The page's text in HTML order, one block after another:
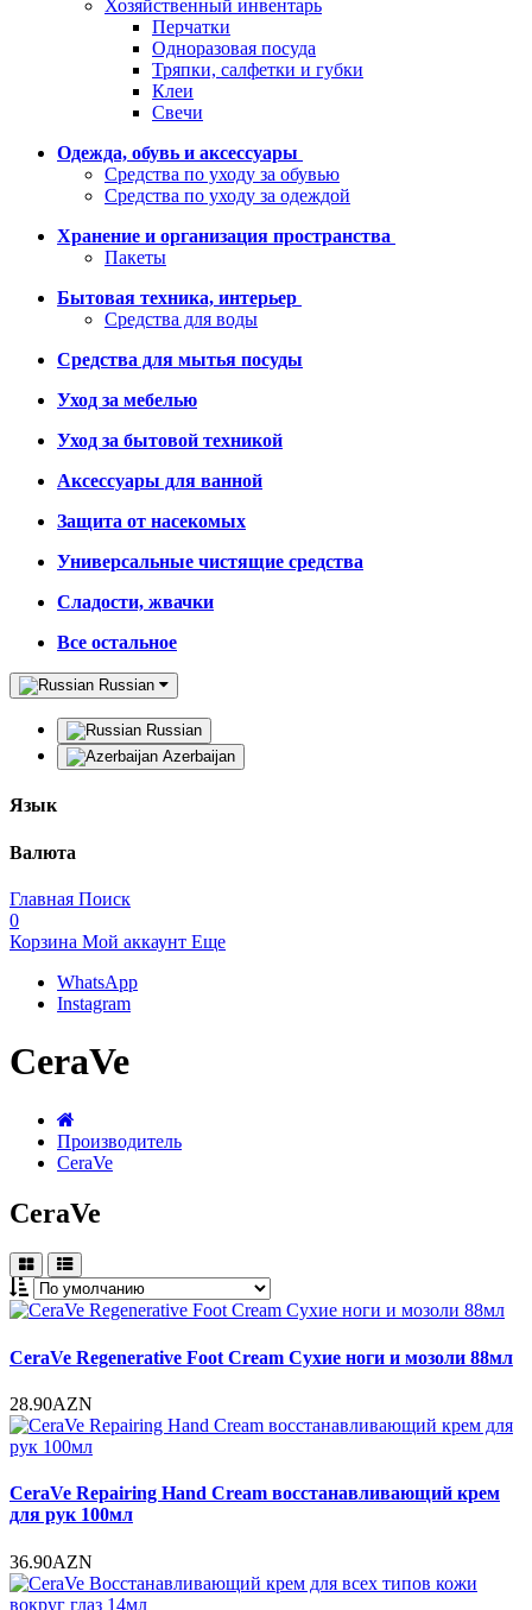
Хозяйственный инвентарь
Перчатки
Одноразовая посуда
Тряпки, салфетки и губки
Клеи
Свечи
Одежда, обувь и аксессуары
Средства по уходу за обувью
Средства по уходу за одеждой
Хранение и организация пространства
Пакеты
Бытовая техника, интерьер
Средства для воды
Средства для мытья посуды
Уход за мебелью
Уход за бытовой техникой
Аксессуары для ванной
Защита от насекомых
Универсальные чистящие средства
Сладости, жвачки
Все остальное
Russian
Russian
Azerbaijan
Язык
Валюта
Главная Поиск
0
Корзина Мой аккаунт Еще
WhatsApp
Instagram
CeraVe
Производитель
CeraVe
CeraVe
CeraVe Regenerative Foot Cream Сухие ноги и мозоли 88мл
28.90AZN
CeraVe Repairing Hand Cream восстанавливающий крем
для рук 100мл
36.90AZN